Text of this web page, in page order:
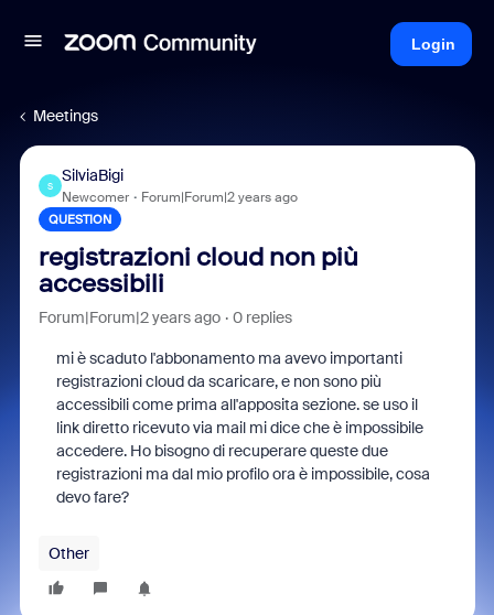
Login
Meetings
S
SilviaBigi
Newcomer Forum|Forum|2 years ago
QUESTION
registrazioni cloud non più
accessibili
Forum|Forum|2 years ago 0 replies
mi è scaduto l'abbonamento ma avevo importanti
registrazioni cloud da scaricare, e non sono più
accessibili come prima all'apposita sezione. se uso il
link diretto ricevuto via mail mi dice che è impossibile
accedere. Ho bisogno di recuperare queste due
registrazioni ma dal mio profilo ora è impossibile, cosa
devo fare?
Other